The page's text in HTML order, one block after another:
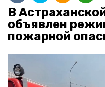
В
объявлен
пожарной